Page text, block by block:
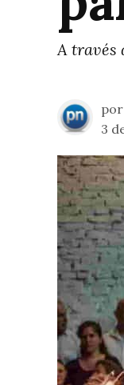
A través
por
3